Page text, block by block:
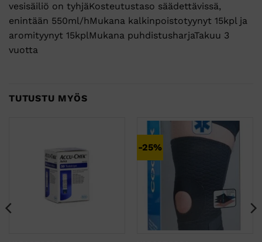
vesisäiliö on tyhjäKosteutustaso säädettävissä,
enintään 550ml/hMukana kalkinpoistotyynyt 15kpl ja
aromityynyt 15kplMukana puhdistusharjaTakuu 3
vuotta
TUTUSTU MYÖS
-25%